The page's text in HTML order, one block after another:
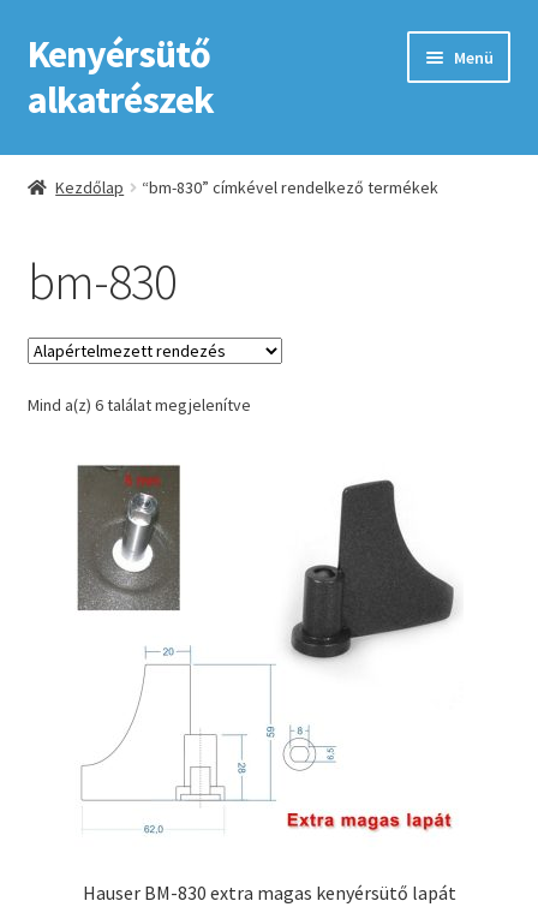
Ugrás
a
navigációhoz
Kilépés
a
tartalomba
Kenyérsütő
alkatrészek
Menü
Kezdőlap
ÁSZF
Fiókom
GYIK
Impresszum
Kenyérsütő alkatrészek modellszám alapján
Kenyérsütő használati utasítások
Kezdőlap “bm-830” címkével rendelkező termékek
bm-830
Mind a(z) 6 találat megjelenítve
Hauser BM-830 extra magas kenyérsütő lapát